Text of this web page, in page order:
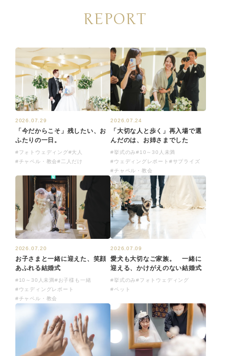
REPORT
2026.07.29
「今だからこそ」残したい、お
ふたりの一日。
#フォトウェディング#大人
#チャペル・教会#二人だけ
2026.07.24
「大切な人と歩く」再入場で選
んだのは、お姉さまでした
#挙式のみ#10～30人未満
#ウェディングレポート #サプライズ
#チャペル・教会
2026.07.20
お子さまと一緒に迎えた、笑顔
あふれる結婚式
#10～30人未満 #お子様も一緒
#ウェディングレポート
#チャペル・教会
2026.07.09
愛犬も大切なご家族。 一緒に
迎える、かけがえのない結婚式
#挙式のみ#フォトウェディング
#ペット